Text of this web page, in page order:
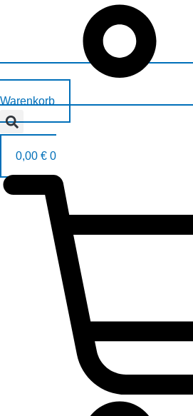
Warenkorb
0,00 € 0